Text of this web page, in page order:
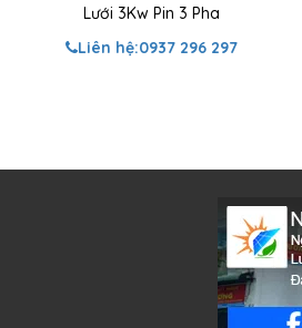
Lưới 3Kw Pin 3 Pha
Liên hệ:0937 296 297